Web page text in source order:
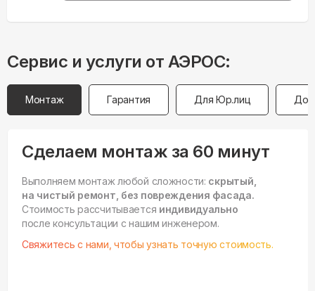
Сервис и услуги от АЭРОС:
Монтаж Гарантия Для Юр.лиц
Сделаем монтаж за 60 минут
Выполняем монтаж любой сложности: скрытый,
на чистый ремонт, без повреждения фасада.
Стоимость рассчитывается индивидуально
после консультации с нашим инженером.
Свяжитесь с нами, чтобы узнать точную стоимость.